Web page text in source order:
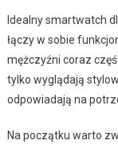
Idealny smartwatch
łączy w sobie
mężczyźni coraz
tylko wyglądają
odpowiadają na
Na początku warto